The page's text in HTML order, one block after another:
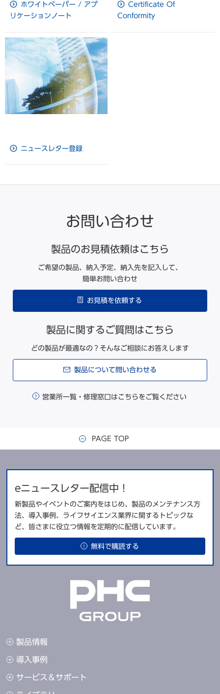
ホワイトペーパー / アプ
リケーションノート
Certificate Of
Conformity
ニュースレター登録
お問い合わせ
製品のお見積依頼はこちら
ご希望の製品、納入予定、納入先を記入して、
簡単お問い合わせ
お見積を依頼する
製品に関するご質問はこちら
どの製品が最適なの？そんなご相談にお答えします
製品について問い合わせる
営業所一覧・修理窓口はこちらをご覧ください
PAGE TOP
製品情報
導入事例
サービス＆サポート
eニュースレター配信中！
新製品やイベントのご案内をはじめ、製品のメンテナンス方
法、導入事例、ライフサイエンス業界に関するトピックな
ど、皆さまに役立つ情報を定期的に配信しています。
無料で購読する